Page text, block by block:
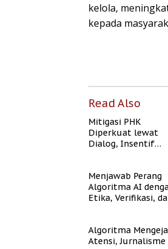
kelola,
kepada
Read Also
Mitigasi PHK
Diperkuat lewat
Dialog, Insentif
Kerja
Menjawab Perang
Algoritma AI
Etika, Verifikasi,
Algoritma
Atensi, Jurnalisme